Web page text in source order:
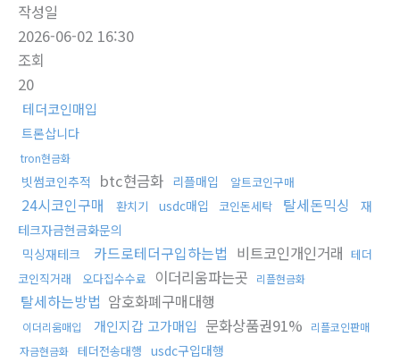
작성일
2026-06-02 16:30
조회
20
테더코인매입
트론삽니다
tron현금화
빗썸코인추적 btc현금화 리플매입 알트코인구매
24시코인구매 환치기 usdc매입 코인돈세탁 탈세돈믹싱
재
테크자금현금화문의
믹싱재테크
카드로테더구입하는법 비트코인개인거래 테더
코인직거래
오다집수수료 이더리움파는곳 리플현금화
탈세하는방법 암호화폐구매대행
이더리움매입 개인지갑 고가매입 문화상품권91%
리플코인판매
자금현금화 테더전송대행 usdc구입대행